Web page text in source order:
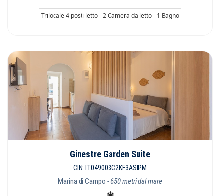
Trilocale 4 posti letto - 2 Camera da letto - 1 Bagno
Ginestre Garden Suite
CIN: IT049003C2KF3ASIPM
Marina di Campo - 650 metri dal mare